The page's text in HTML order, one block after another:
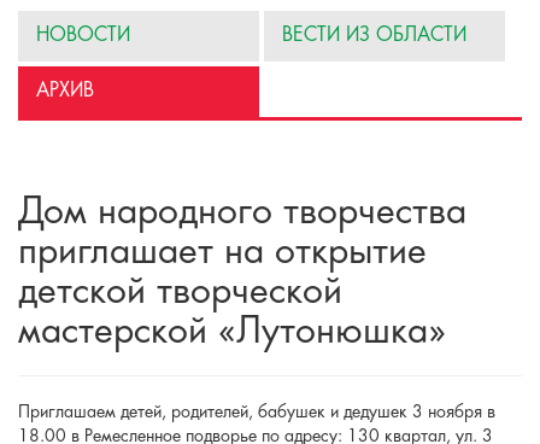
НОВОСТИ ВЕСТИ ИЗ ОБЛАСТИ
АРХИВ
Дом народного творчества
приглашает на открытие
детской творческой
мастерской «Лутонюшка»
Приглашаем детей, родителей, бабушек и дедушек 3 ноября в
18.00 в Ремесленное подворье по адресу: 130 квартал, ул. 3